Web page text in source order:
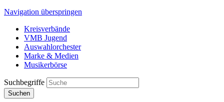
Navigation überspringen
Kreisverbände
VMB Jugend
Auswahlorchester
Marke & Medien
Musikerbörse
Suchbegriffe
Suchen